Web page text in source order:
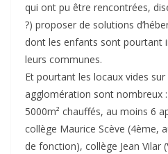
qui ont pu être rencontrées,
?) proposer de solutions
dont les enfants sont pourtant
leurs communes.
Et pourtant les locaux vides
agglomération sont nombreux
5000m² chauffés, au moins 6
collège Maurice Scève (4ème,
de fonction), collège Jean Vilar